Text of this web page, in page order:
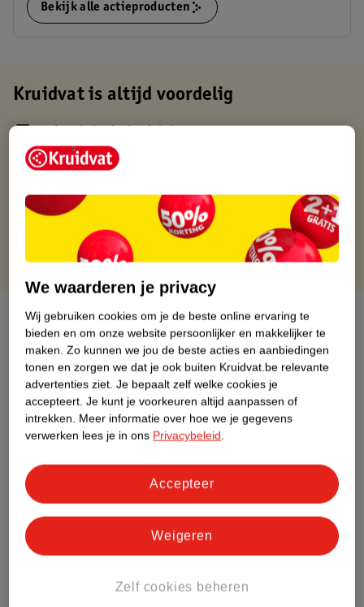
Bekijk alle actieproducten
Kruidvat is altijd voordelig
Op werkdagen voor 22:00 uur besteld, volgende dag in huis
Gratis thuisbezorgd vanaf 50.00
Gratis punten met je Kruidvat kaart
Over dit product
Productinformatie
Etiketinformatie
Impact Score.
We waarderen je privacy
Wij gebruiken cookies om je de beste online ervaring te
bieden en om onze website persoonlijker en makkelijker te
maken. Zo kunnen we jou de beste acties en aanbiedingen
tonen en zorgen we dat je ook buiten Kruidvat.be relevante
advertenties ziet. Je bepaalt zelf welke cookies je
accepteert. Je kunt je voorkeuren altijd aanpassen of
intrekken. Meer informatie over hoe we je gegevens
verwerken lees je in ons Privacybeleid.
Zelf cookies beheren
Weigeren
Accepteer